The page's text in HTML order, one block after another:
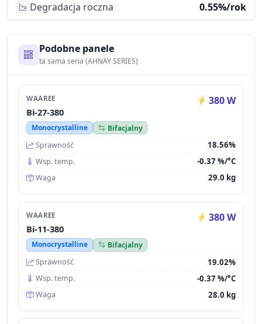
Degradacja roczna
0.55%/rok
Podobne panele
ta sama seria (AHNAY SERIES)
WAAREE 380 W
Bi-27-380
Monocrystalline
Bifacjalny
Sprawność
18.56%
Wsp. temp. -0.37 %/°C
Waga 29.0 kg
WAAREE 380 W
Bi-11-380
Monocrystalline
Bifacjalny
Sprawność
19.02%
Wsp. temp. -0.37 %/°C
Waga 28.0 kg